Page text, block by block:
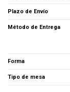
Plazo de Envío
Método de Entrega
Forma
Tipo de mesa